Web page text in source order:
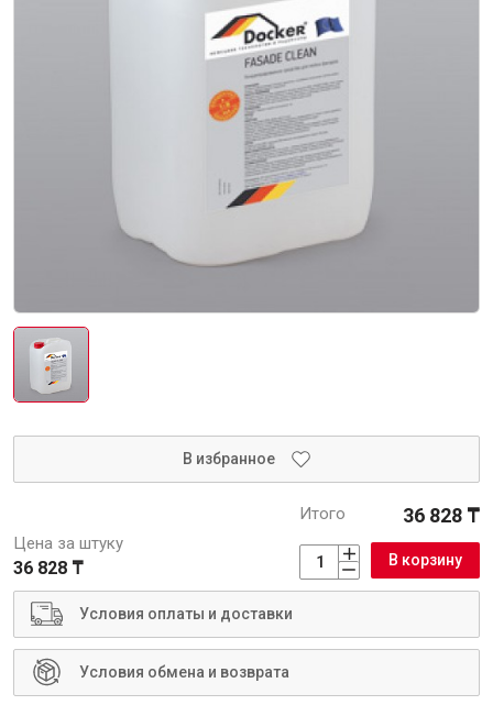
В избранное
Цена за штуку
36 828 ₸
Итого 36 828 ₸
В корзину
Условия оплаты и доставки
Условия обмена и возврата
Интерьер и отделка
Лакокрасочные материалы
Клеи, жидкие гвозди
Водоснабжение и водоотведение
Электро-оборудование
Инструменты